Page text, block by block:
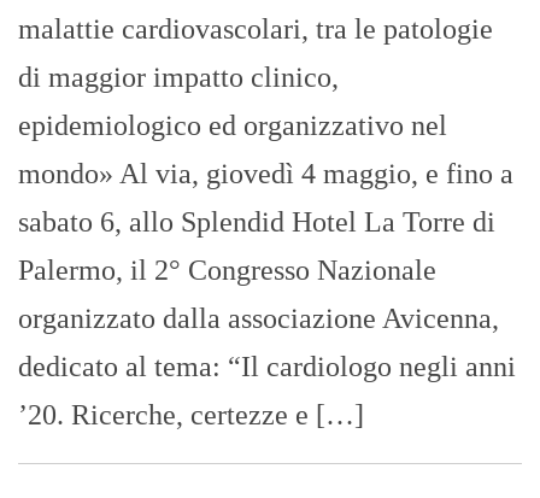
malattie cardiovascolari, tra le patologie
di maggior impatto clinico,
epidemiologico ed organizzativo nel
mondo» Al via, giovedì 4 maggio, e fino a
sabato 6, allo Splendid Hotel La Torre di
Palermo, il 2° Congresso Nazionale
organizzato dalla associazione Avicenna,
dedicato al tema: “Il cardiologo negli anni
’20. Ricerche, certezze e […]